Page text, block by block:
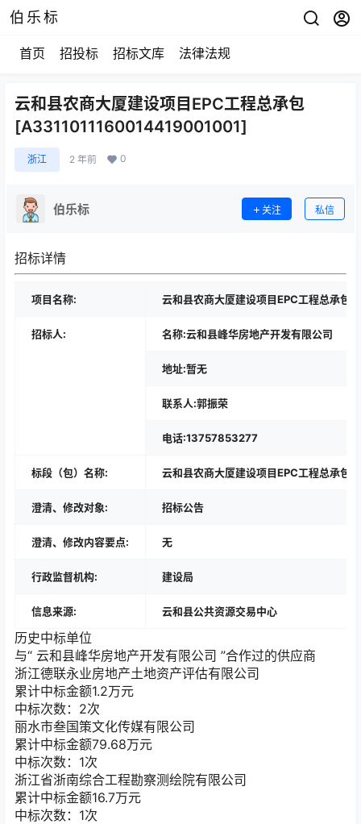
伯乐标
首页 招投标 招标文库 法律法规
云和县农商大厦建设项目EPC工程总承包
[A3311011160014419001001]
浙江 2 年前 0
伯乐标 关注 私信
招标详情
项目名称: 云和县农商大厦建设项目EPC工程总承包
招标人: 名称:云和县峰华房地产开发有限公司
地址:暂无
联系人:郭振荣
电话:13757853277
标段（包）名称: 云和县农商大厦建设项目EPC工程总承包
澄清、修改对象: 招标公告
澄清、修改内容要点: 无
行政监督机构: 建设局
信息来源: 云和县公共资源交易中心
历史中标单位
与“ 云和县峰华房地产开发有限公司 ”合作过的供应商
浙江德联永业房地产土地资产评估有限公司
累计中标金额1.2万元
中标次数：2次
丽水市叁国策文化传媒有限公司
累计中标金额79.68万元
中标次数：1次
浙江省浙南综合工程勘察测绘院有限公司
累计中标金额16.7万元
中标次数：1次